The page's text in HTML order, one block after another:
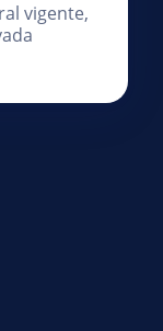
vigente,